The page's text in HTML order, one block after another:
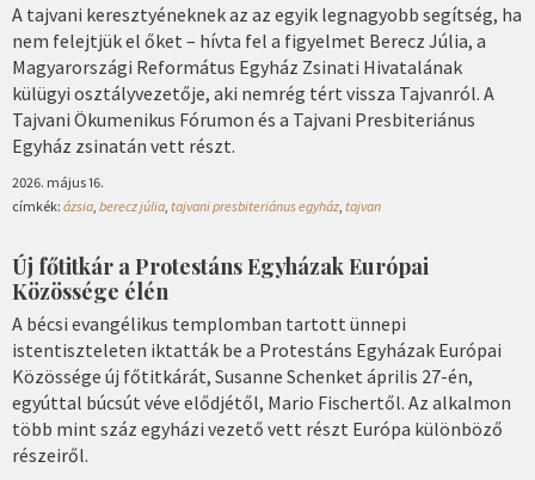
A tajvani keresztyéneknek az az egyik legnagyobb segítség, ha
nem felejtjük el őket – hívta fel a figyelmet Berecz Júlia, a
Magyarországi Református Egyház Zsinati Hivatalának
külügyi osztályvezetője, aki nemrég tért vissza Tajvanról. A
Tajvani Ökumenikus Fórumon és a Tajvani Presbiteriánus
Egyház zsinatán vett részt.
2026. május 16.
címkék: ázsia, berecz júlia, tajvani presbiteriánus egyház, tajvan
Új főtitkár a Protestáns Egyházak Európai
Közössége élén
A bécsi evangélikus templomban tartott ünnepi
istentiszteleten iktatták be a Protestáns Egyházak Európai
Közössége új főtitkárát, Susanne Schenket április 27-én,
egyúttal búcsút véve elődjétől, Mario Fischertől. Az alkalmon
több mint száz egyházi vezető vett részt Európa különböző
részeiről.